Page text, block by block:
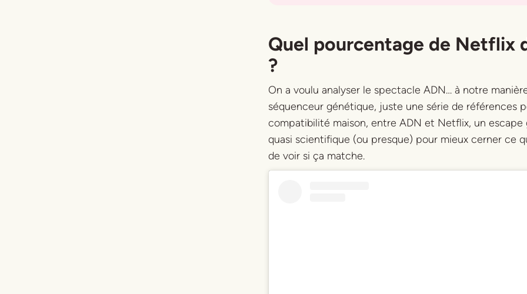
Title
Quel pourcentage de Netflix
?
On a voulu analyser le spectacle ADN… à notre
séquenceur génétique, juste une série de références
compatibilité maison, entre ADN et Netflix, un escape
quasi scientifique (ou presque) pour mieux cerner ce
de voir si ça matche.